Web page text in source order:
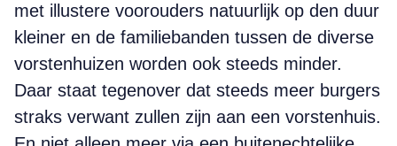
met illustere voorouders natuurlijk op den duur
kleiner en de familiebanden tussen de diverse
vorstenhuizen worden ook steeds minder.
Daar staat tegenover dat steeds meer burgers
straks verwant zullen zijn aan een vorstenhuis.